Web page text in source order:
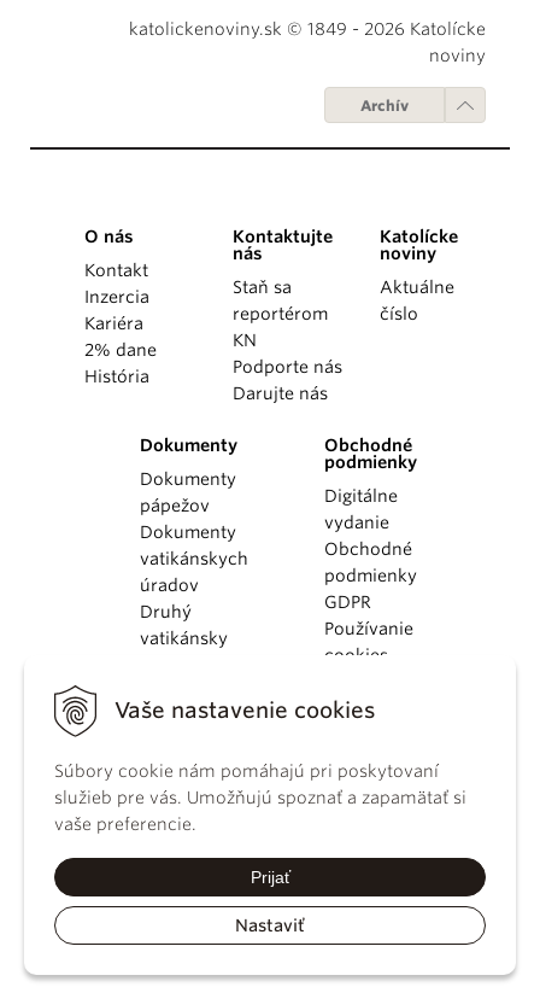
Vaše nastavenie cookies
Súbory cookie nám pomáhajú pri poskytovaní
služieb pre vás. Umožňujú spoznať a zapamätať si
vaše preferencie.
Prijať
Nastaviť
katolickenoviny.sk © 1849 - 2026 Katolícke
noviny
Archív
O nás
Kontakt
Inzercia
Kariéra
2% dane
História
Kontaktujte
nás
Staň sa
reportérom
KN
Podporte nás
Darujte nás
Katolícke
noviny
Aktuálne
číslo
Dokumenty
Dokumenty
pápežov
Dokumenty
vatikánskych
úradov
Druhý
vatikánsky
KBS
kánonického
práva
Katechizmus
Obchodné
podmienky
Digitálne
vydanie
Obchodné
podmienky
GDPR
Používanie
cookies